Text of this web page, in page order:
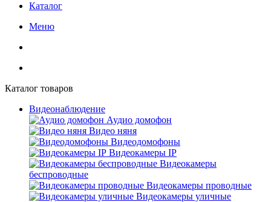
Каталог
Меню
Каталог товаров
Видеонаблюдение
Аудио домофон
Видео няня
Видеодомофоны
Видеокамеры IP
Видеокамеры
беспроводные
Видеокамеры проводные
Видеокамеры уличные